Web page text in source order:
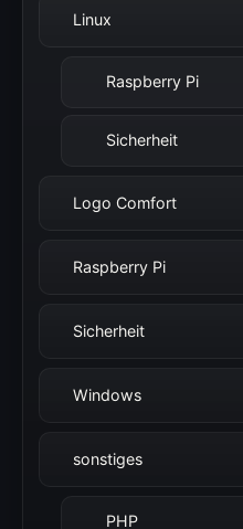
Linux
Raspberry Pi
Sicherheit
Logo Comfort
Raspberry Pi
Sicherheit
Windows
sonstiges
PHP